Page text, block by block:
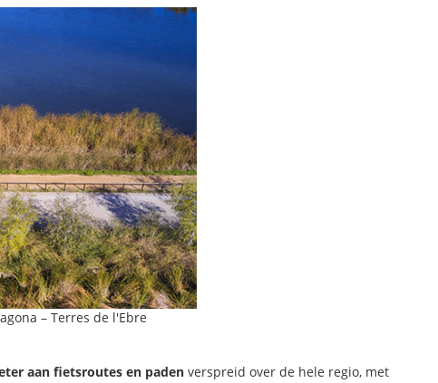
– Terres de l'Ebre
aan fietsroutes en paden verspreid over de hele regio, met